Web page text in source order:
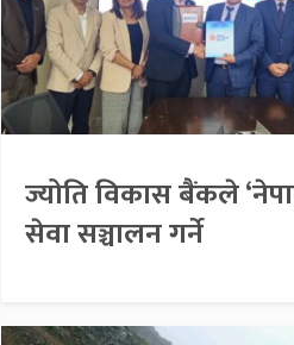
ज्योति विकास बैंकले
सेवा सञ्चालन गर्ने